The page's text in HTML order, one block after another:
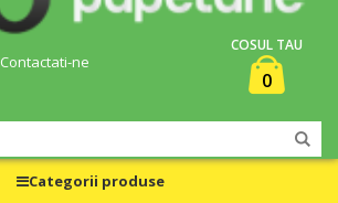
Contactati-ne
COSUL TAU
0
Categorii produse